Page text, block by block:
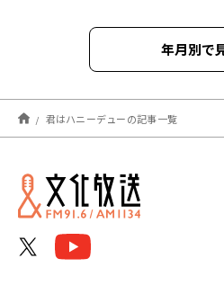
年月別で
2024年08月
君はハニーデューの記事一覧